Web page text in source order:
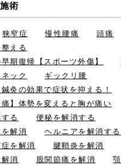
術
狭窄症 慢性腰痛 頭痛
える
期復帰【スポーツ外傷】
ック
ギックリ腰
鍼灸の効果で症状を抑える！
痛】体勢を変えると胸が痛い
る
便秘を解消する
解消
ヘルニアを解消する
を解消
腱鞘炎を解消
消
股関節痛を解消